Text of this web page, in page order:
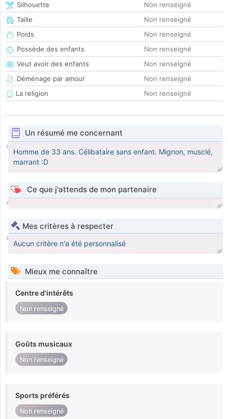
Silhouette
Non renseigné
Taille
Non renseigné
Poids
Non renseigné
Possède des enfants
Non renseigné
Veut avoir des enfants
Non renseigné
Déménage par amour
Non renseigné
La religion
Non renseigné
Un résumé me concernant
Homme de 33 ans. Célibataire sans enfant. Mignon, musclé,
marrant :D
Ce que j'attends de mon partenaire
Mes critères à respecter
Aucun critère n'a été personnalisé
Mieux me connaître
Centre d'intérêts
Non renseigné
Goûts musicaux
Non renseigné
Sports préférés
Non renseigné